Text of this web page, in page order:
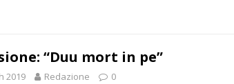
“Duu mort in pe”
2019 Redazione 0